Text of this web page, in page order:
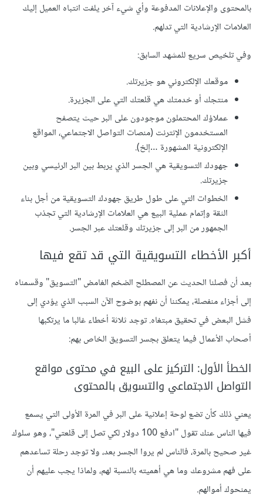
بالمحتوى والإعلانات المدفوعة وأي شيء آخر يلفت انتباه العميل إليك
العلامات الإرشادية التي تدلهم.
وفي تلخيص سريع للمشهد السابق:
موقعك الإلكتروني هو جزيرتك.
منتجك أو خدمتك هي قلعتك التي على الجزيرة.
عملاؤك المحتملون موجودون على البر حيث يتصفح
المستخدمون الإنترنت (منصات التواصل الاجتماعي، المواقع
الإلكترونية المشهورة …إلخ).
جهودك التسويقية هي الجسر الذي يربط بين البر الرئيسي وبين
جزيرتك.
الخطوات التي على طول طريق جهودك التسويقية من أجل بناء
الثقة وإتمام عملية البيع هي العلامات الإرشادية التي تجذب
الجمهور من البر إلى جزيرتك وقلعتك عبر الجسر.
أكبر الأخطاء التسويقية التي قد تقع فيها
بعد أن فصلنا الحديث عن المصطلح الضخم الغامض "التسويق" وقسمناه
إلى أجزاء منفصلة، يمكننا أن نفهم بوضوح الآن السبب الذي يؤدي إلى
فشل البعض في تحقيق مبتغاه. توجد ثلاثة أخطاء غالبا ما يرتكبها
أصحاب الأعمال فيما يتعلق بجسر التسويق الخاص بهم:
الخطأ الأول: التركيز على البيع في محتوى مواقع
التواصل الاجتماعي والتسويق بالمحتوى
يعني ذلك كأن تضع لوحة إعلانية على البر في المرة الأولى التي يسمع
فيها الناس عنك تقول "ادفع 100 دولار لكي تصل إلى قلعتي"، وهو سلوك
غير صحيح بالمرة، فالناس لم يروا الجسر بعد، ولا توجد رحلة تساعدهم
على فهم مشروعك وما هي أهميته بالنسبة لهم، ولماذا يجب عليهم أن
يمنحوك أموالهم.